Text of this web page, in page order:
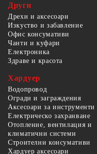
Други
Дрехи и аксесоари
Изкуство и забавление
Офис консумативи
Чанти и куфари
Електроника
Здраве и красота
Хардуер
Водопровод
Огради и заграждения
Аксесоари за инструменти
Електрическо захранване
Отопление, вентилация и
климатични системи
Строителни консумативи
Хардуер аксесоари